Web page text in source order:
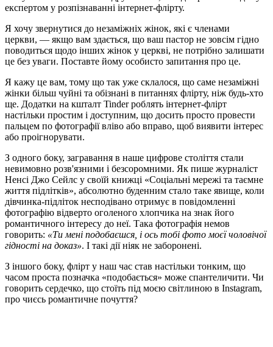
експертом у розпізнаванні інтернет-флірту.
Я хочу звернутися до незаміжніх жінок, які є членами
церкви, — якщо вам здається, що ваш пастор не зовсім гідно
поводиться щодо інших жінок у церкві, не потрібно залишати
це без уваги. Поставте йому особисто запитання про це.
Я кажу це вам, тому що так уже склалося, що саме незаміжні
жінки більш чуйні та обізнані в питаннях флірту, ніж будь-хто
ще. Додатки на кшталт Tinder роблять інтернет-флірт
настільки простим і доступним, що досить просто провести
пальцем по фотографії вліво або вправо, щоб виявити інтерес
або проігнорувати.
З одного боку, загравання в наше цифрове століття стали
невимовно розв'язними і безсоромними. Як пише журналіст
Ненсі Джо Сейлс у своїй книжці «Соціальні мережі та таємне
життя підлітків», абсолютно буденним стало таке явище, коли
дівчинка-підліток несподівано отримує в повідомленні
фотографію відверто оголеного хлопчика на знак його
романтичного інтересу до неї. Така фотографія немов
говорить: «Ти мені подобаєшся, і ось тобі фото моєї чоловічої
гідності на доказ». І такі дії ніяк не заборонені.
З іншого боку, флірт у наш час став настільки тонким, що
часом проста позначка «подобається» може спантеличити. Чи
говорить сердечко, що стоїть під моєю світлиною в Instagram,
про чиєсь романтичне почуття?